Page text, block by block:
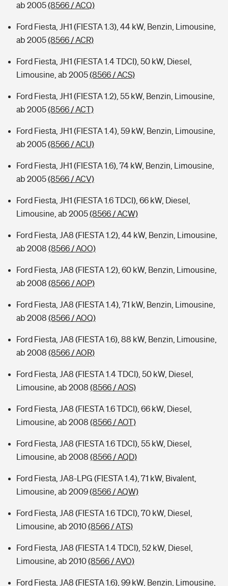
ab 2005(8566 / ACQ)
Ford Fiesta, JH1 (FIESTA 1.3), 44 kW, Benzin, Limousine,
ab 2005(8566 / ACR)
Ford Fiesta, JH1 (FIESTA 1.4 TDCI), 50 kW, Diesel,
Limousine, ab 2005(8566 / ACS)
Ford Fiesta, JH1 (FIESTA 1.2), 55 kW, Benzin, Limousine,
ab 2005(8566 / ACT)
Ford Fiesta, JH1 (FIESTA 1.4), 59 kW, Benzin, Limousine,
ab 2005(8566 / ACU)
Ford Fiesta, JH1 (FIESTA 1.6), 74 kW, Benzin, Limousine,
ab 2005(8566 / ACV)
Ford Fiesta, JH1 (FIESTA 1.6 TDCI), 66 kW, Diesel,
Limousine, ab 2005(8566 / ACW)
Ford Fiesta, JA8 (FIESTA 1.2), 44 kW, Benzin, Limousine,
ab 2008 (8566 / AOO)
Ford Fiesta, JA8 (FIESTA 1.2), 60 kW, Benzin, Limousine,
ab 2008 (8566 / AOP)
Ford Fiesta, JA8 (FIESTA 1.4), 71 kW, Benzin, Limousine,
ab 2008 (8566 / AOQ)
Ford Fiesta, JA8 (FIESTA 1.6), 88 kW, Benzin, Limousine,
ab 2008 (8566 / AOR)
Ford Fiesta, JA8 (FIESTA 1.4 TDCI), 50 kW, Diesel,
Limousine, ab 2008 (8566 / AOS)
Ford Fiesta, JA8 (FIESTA 1.6 TDCI), 66 kW, Diesel,
Limousine, ab 2008 (8566 / AOT)
Ford Fiesta, JA8 (FIESTA 1.6 TDCI), 55 kW, Diesel,
Limousine, ab 2008 (8566 / AQD)
Ford Fiesta, JA8-LPG (FIESTA 1.4), 71 kW, Bivalent,
Limousine, ab 2009(8566 / AQW)
Ford Fiesta, JA8 (FIESTA 1.6 TDCI), 70 kW, Diesel,
Limousine, ab 2010(8566 / ATS)
Ford Fiesta, JA8 (FIESTA 1.4 TDCI), 52 kW, Diesel,
Limousine, ab 2010(8566 / AVO)
Ford Fiesta, JA8 (FIESTA 1.6), 99 kW, Benzin, Limousine,